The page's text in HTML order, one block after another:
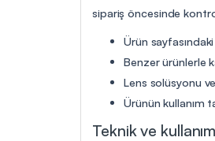
sipariş öncesinde
Ürün
Benzer ürünlerle
Lens solüsyonu
Ürünün kullanım
Teknik ve